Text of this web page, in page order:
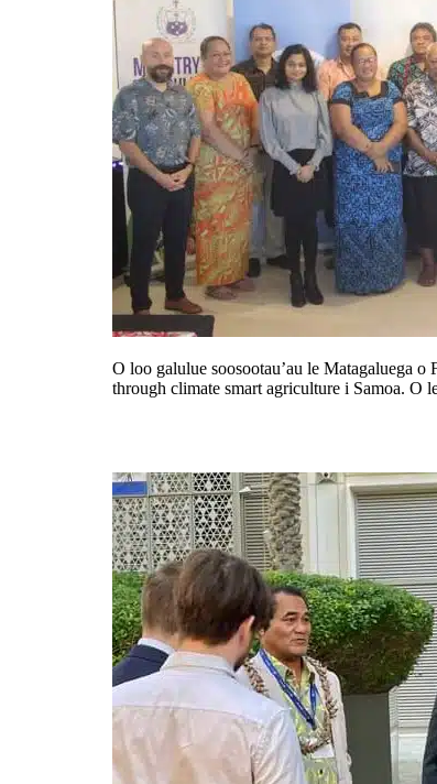
O loo galulue soosootau’au le Matagaluega
through climate smart agriculture i Samoa. O